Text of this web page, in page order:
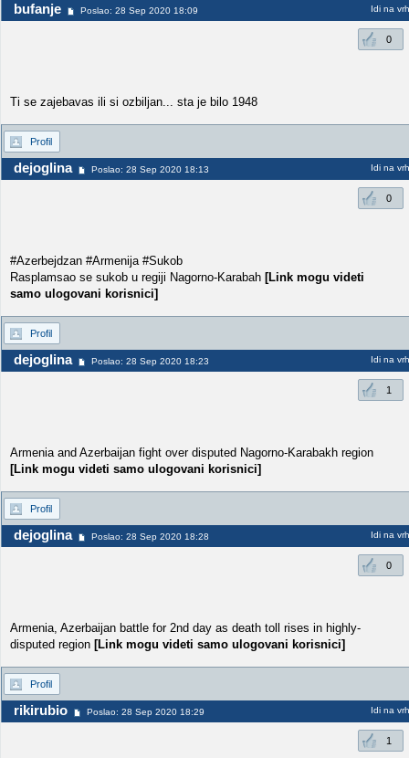
bufanje Poslao: 28 Sep 2020 18:09 Idi na vrh
0
Ti se zajebavas ili si ozbiljan... sta je bilo 1948
Profil
dejoglina Poslao: 28 Sep 2020 18:13 Idi na vrh
0
#Azerbejdzan #Armenija #Sukob
Rasplamsao se sukob u regiji Nagorno-Karabah [Link mogu videti
samo ulogovani korisnici]
Profil
dejoglina Poslao: 28 Sep 2020 18:23 Idi na vrh
1
Armenia and Azerbaijan fight over disputed Nagorno-Karabakh region
[Link mogu videti samo ulogovani korisnici]
Profil
dejoglina Poslao: 28 Sep 2020 18:28 Idi na vrh
0
Armenia, Azerbaijan battle for 2nd day as death toll rises in highly-
disputed region [Link mogu videti samo ulogovani korisnici]
Profil
rikirubio Poslao: 28 Sep 2020 18:29 Idi na vrh
1